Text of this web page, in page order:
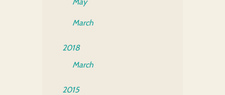
March
2018
March
2015